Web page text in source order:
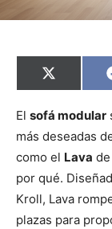
C
o
p
r
i
r
e
n
X
(
w
t
t
e
r
)
El sofá modular
más deseadas
como el Lava
por qué.
Kroll, Lava
plazas para